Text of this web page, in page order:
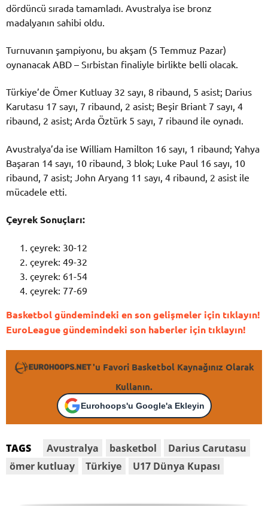
dördüncü sırada tamamladı. Avustralya ise bronz
madalyanın sahibi oldu.
Turnuvanın şampiyonu, bu akşam (5 Temmuz Pazar)
oynanacak ABD – Sırbistan finaliyle birlikte belli olacak.
Türkiye’de Ömer Kutluay 32 sayı, 8 ribaund, 5 asist; Darius
Karutasu 17 sayı, 7 ribaund, 2 asist; Beşir Briant 7 sayı, 4
ribaund, 2 asist; Arda Öztürk 5 sayı, 7 ribaund ile oynadı.
Avustralya’da ise William Hamilton 16 sayı, 1 ribaund; Yahya
Başaran 14 sayı, 10 ribaund, 3 blok; Luke Paul 16 sayı, 10
ribaund, 7 asist; John Aryang 11 sayı, 4 ribaund, 2 asist ile
mücadele etti.
Çeyrek Sonuçları:
çeyrek: 30-12
çeyrek: 49-32
çeyrek: 61-54
çeyrek: 77-69
Basketbol gündemindeki en son gelişmeler için tıklayın!
EuroLeague gündemindeki son haberler için tıklayın!
'u Favori Basketbol Kaynağınız Olarak
Kullanın.
Eurohoops'u Google'a Ekleyin
TAGS Avustralya basketbol
Darius Carutasu
ömer kutluay
Türkiye U17 Dünya Kupası